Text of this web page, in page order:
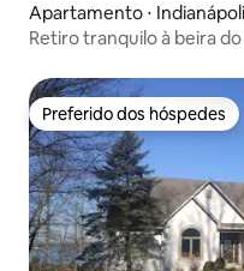
Apartamento ⋅
Retiro tranquilo à beira
Preferido dos hóspedes
Preferido dos hóspedes